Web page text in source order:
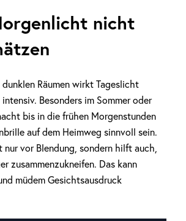
nicht
Räumen wirkt Tageslicht
Besonders im Sommer oder
bis in die frühen Morgenstunden
auf dem Heimweg sinnvoll sein.
vor Blendung, sondern hilft auch,
zusammenzukneifen. Das kann
müdem Gesichtsausdruck